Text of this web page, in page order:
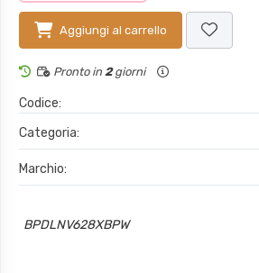
Aggiungi al carrello
Pronto in 2giorni
Codice:
Categoria:
Marchio:
BPDLNV628XBPW